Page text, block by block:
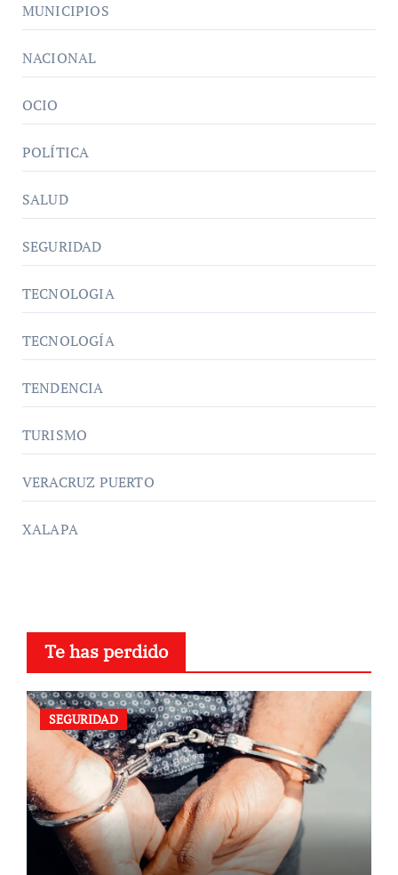
MUNICIPIOS
NACIONAL
OCIO
POLÍTICA
SALUD
SEGURIDAD
TECNOLOGIA
TECNOLOGÍA
TENDENCIA
TURISMO
VERACRUZ PUERTO
XALAPA
Te has perdido
SEGURIDAD